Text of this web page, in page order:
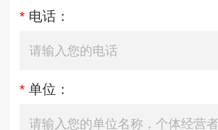
* 电话：
* 单位：